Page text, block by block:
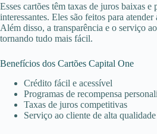
Esses cartões têm taxas de juros baixas e
interessantes. Eles são feitos para
Além disso, a transparência e o serviço
tornando tudo mais fácil.
Benefícios dos Cartões Capital One
Crédito fácil e acessível
Programas de recompensa
Taxas de juros competitivas
Serviço ao cliente de alta qualidade